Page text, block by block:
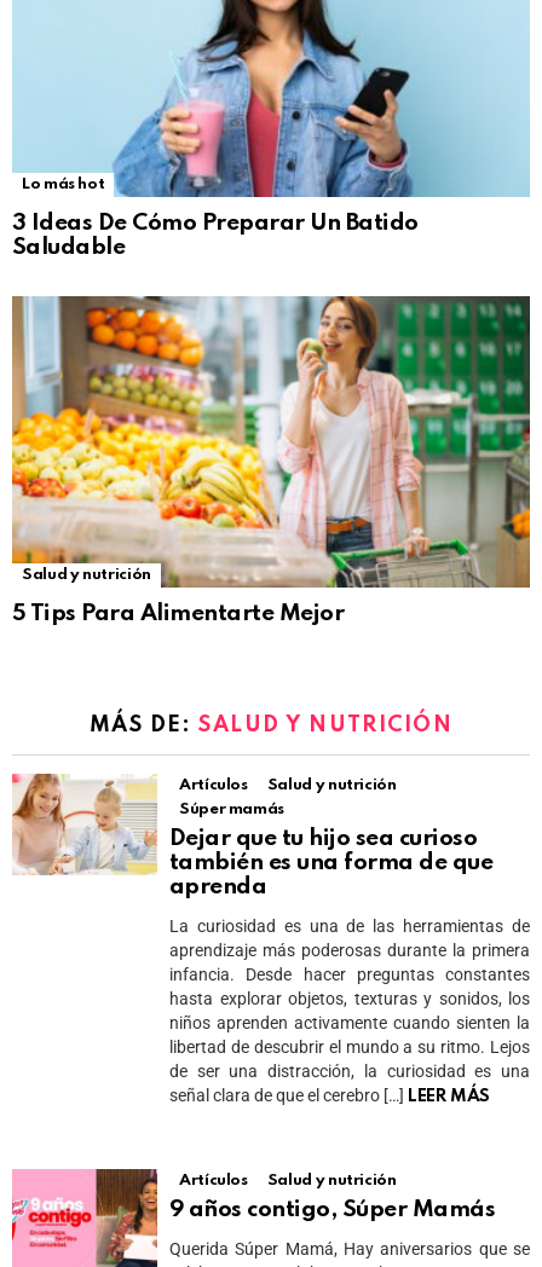
Lo más hot
3 Ideas De Cómo Preparar Un Batido
Saludable
Salud y nutrición
5 Tips Para Alimentarte Mejor
MÁS DE:SALUD Y NUTRICIÓN
Artículos
Salud y nutrición
Súper mamás
Dejar que tu hijo sea curioso
también es una forma de que
aprenda
La curiosidad es una de las herramientas de
aprendizaje más poderosas durante la primera
infancia. Desde hacer preguntas constantes
hasta explorar objetos, texturas y sonidos, los
niños aprenden activamente cuando sienten la
libertad de descubrir el mundo a su ritmo. Lejos
de ser una distracción, la curiosidad es una
señal clara de que el cerebro […] LEER MÁS
Artículos Salud y nutrición
9 años contigo, Súper Mamás
Querida Súper Mamá, Hay aniversarios que se